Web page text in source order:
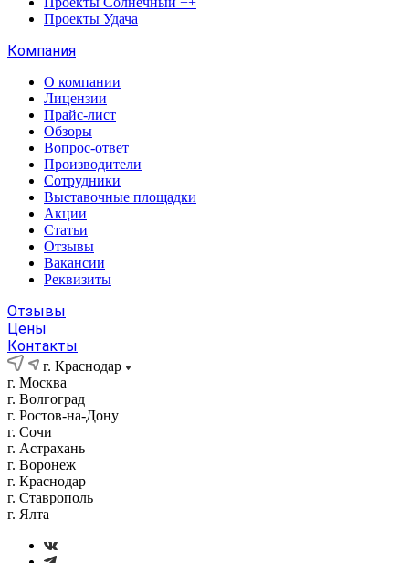
Проекты Удача
Компания
О компании
Лицензии
Прайс-лист
Обзоры
Вопрос-ответ
Производители
Сотрудники
Выставочные площадки
Акции
Статьи
Отзывы
Вакансии
Реквизиты
Отзывы
Цены
Контакты
г. Краснодар
г. Москва
г. Волгоград
г. Ростов-на-Дону
г. Сочи
г. Астрахань
г. Воронеж
г. Краснодар
г. Ставрополь
г. Ялта